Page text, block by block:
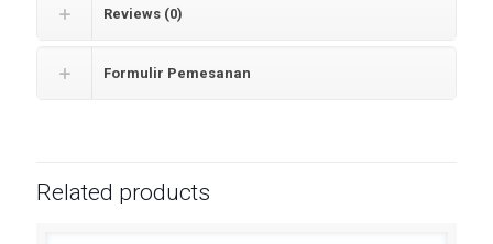
Reviews (0)
Formulir Pemesanan
Related products